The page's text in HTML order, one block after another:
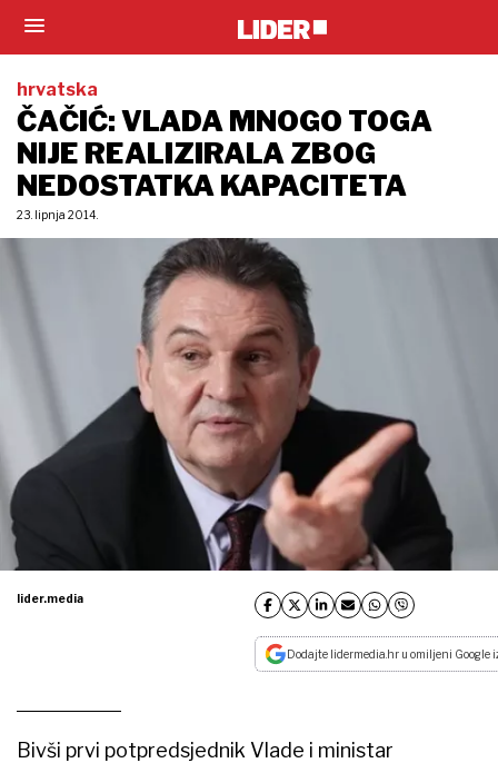
hrvatska
ČAČIĆ: VLADA MNOGO TOGA
NIJE REALIZIRALA ZBOG
NEDOSTATKA KAPACITETA
23. lipnja 2014.
lider.media
Dodajte lidermedia.hr u omiljeni Google
Bivši prvi potpredsjednik Vlade i ministar